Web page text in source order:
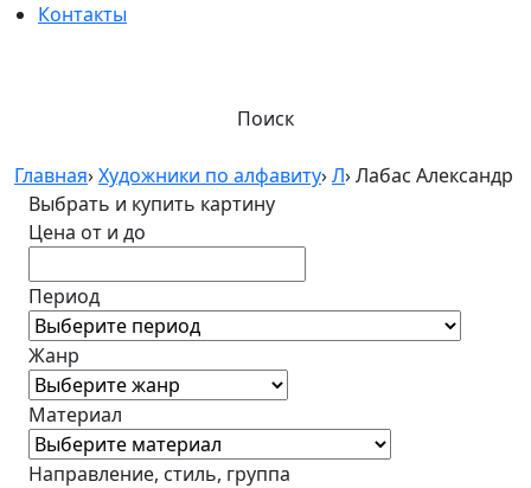
Контакты
Поиск
Главная›Художники по алфавиту›Л›Лабас Александр
Выбрать и купить картину
Цена от и до
Период
Жанр
Материал
Направление, стиль, группа